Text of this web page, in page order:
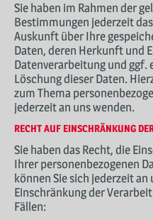
Sie haben im Rahmen der
Bestimmungen jederzeit
Auskunft über Ihre
Daten, deren Herkunft und
Datenverarbeitung und ggf.
Löschung dieser Daten.
zum Thema
jederzeit an uns wenden.
RECHT AUF EINSCHRÄNKUNG
Sie haben das Recht, die
Ihrer personenbezogenen
können Sie sich jederzeit an
Einschränkung der
Fällen: